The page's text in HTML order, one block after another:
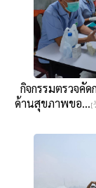
กิจกรรมตรวจคั
ด้านสุขภาพขอ...[